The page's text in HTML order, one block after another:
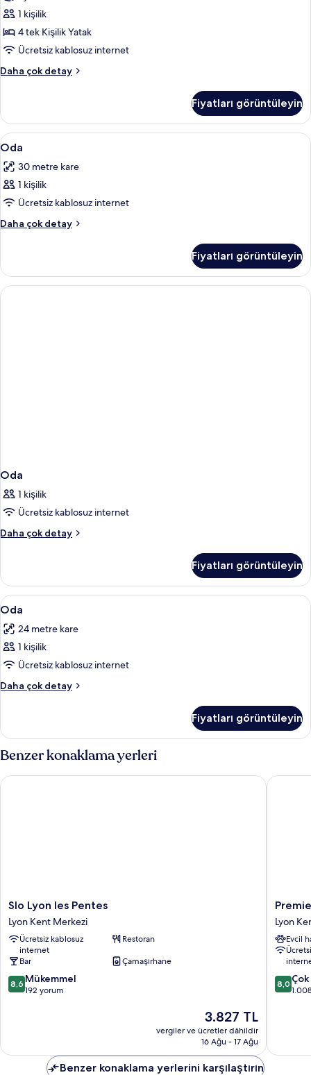
Sadece
kadınlar
için
için
tüm
görün
1 kişilik
4 tek Kişilik Yatak
Ücretsiz kablosuz internet
Daha çok detay
Ortak
kadınlar
için
hakkında
fazla
detay
Fiyatları görüntüleyin
Oda
için
tüm
fotoğrafları
görün
Ses yalıtımı, ücretsiz kablosuz İnternet
7
Oda
30 metre kare
1 kişilik
Ücretsiz kablosuz internet
Daha çok detay
Oda
detay
Fiyatları görüntüleyin
Oda
1 kişilik
Ücretsiz kablosuz internet
Daha çok detay
Oda
detay
Fiyatları görüntüleyin
Oda
için
tüm
fotoğrafları
görün
Ses yalıtımı, ücretsiz kablosuz İnternet
9
Oda
24 metre kare
1 kişilik
Ücretsiz kablosuz internet
Daha çok detay
Oda
detay
Fiyatları görüntüleyin
Benzer konaklama yerleri
Slo
Lyon
les
Pentes
Lyon
Kent
Merkezi
Slo Lyon les Pentes
Lyon Kent Merkezi
Ücretsiz kablosuz
internet
Restoran
Bar
Çamaşırhane
10
üzerinden
8,6 Mükemmel
192 yorum
Güncel
fiyat:
3.827 TL
3.827 TL
vergiler ve ücretler dâhildir
16 Ağu - 17 Ağu
Slo Lyon les Pentes
Classe
Lyon
Centre
-
Gare
Part
Dieu
Lyon
Evcil
10
yorum
8,0
Benzer konaklama yerlerini karşılaştırın